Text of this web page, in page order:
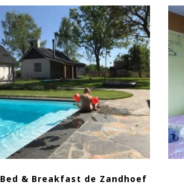
Bed & Breakfast de Zandhoef